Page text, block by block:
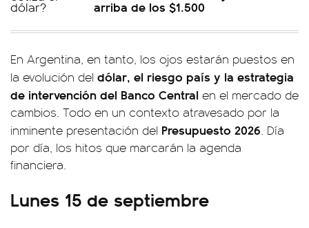
arriba de los $1.500
En Argentina, en tanto, los ojos estarán puestos en
la evolución del dólar, el riesgo país y la estrategia
de intervención del Banco Central en el mercado de
cambios. Todo en un contexto atravesado por la
inminente presentación del Presupuesto 2026. Día
por día, los hitos que marcarán la agenda
financiera.
Lunes 15 de septiembre